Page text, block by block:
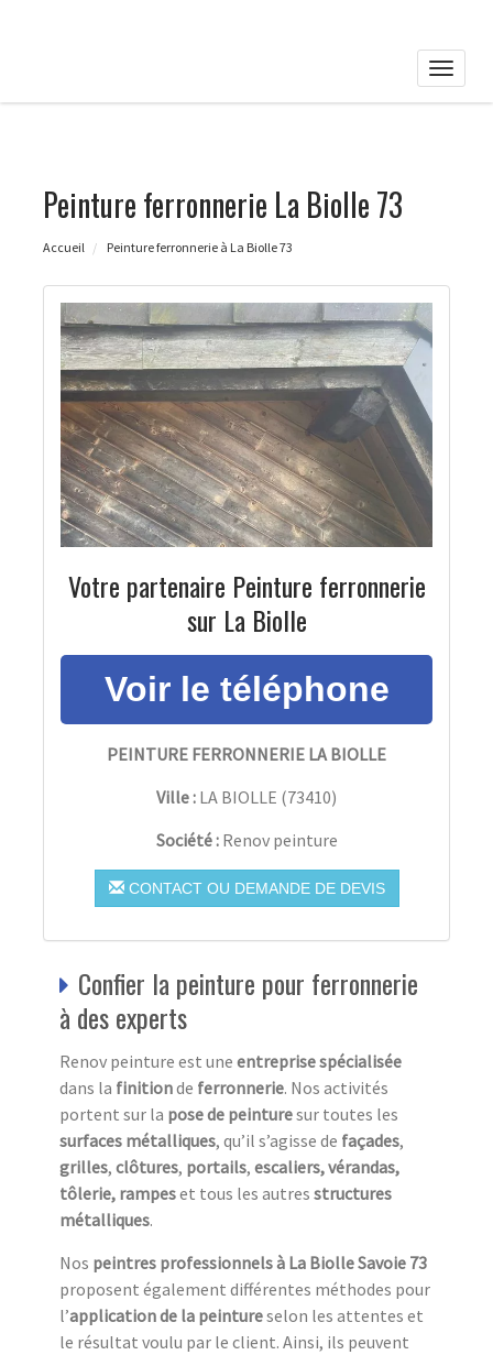
Toggle
Peinture ferronnerie La Biolle 73
Accueil Peinture ferronnerie à La Biolle 73
Votre partenaire Peinture ferronnerie
sur La Biolle
PEINTURE FERRONNERIE LA BIOLLE
Ville : LA BIOLLE (73410)
Société : Renov peinture
CONTACT OU DEMANDE DE DEVIS
Confier la peinture pour ferronnerie
à des experts
Renov peinture est une entreprise spécialisée
dans la finitionde ferronnerie. Nos activités
portent sur la pose de peinturesur toutes les
surfaces métalliques, qu’il s’agisse de façades,
grilles, clôtures, portails, escaliers,vérandas,
tôlerie, rampeset tous les autres structures
métalliques.
Nos peintres professionnels à La Biolle Savoie 73
proposent également différentes méthodes pour
l’application de la peintureselon les attentes et
le résultat voulu par le client. Ainsi, ils peuvent